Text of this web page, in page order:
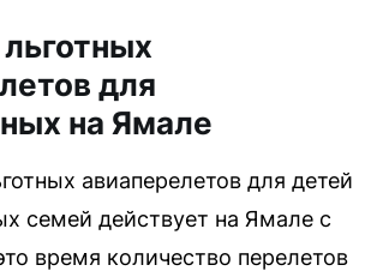
для
на Ямале
авиаперелетов для детей
семей действует на Ямале с
время количество перелетов